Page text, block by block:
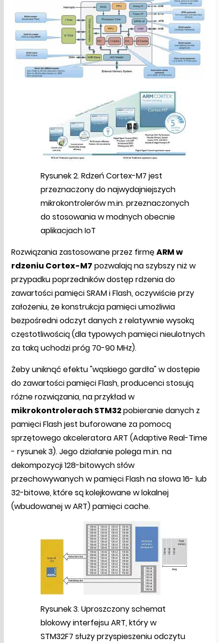
Rysunek 2. Rdzeń Cortex-M7 jest
przeznaczony do najwydajniejszych
mikrokontrolerów m.in. przeznaczonych
do stosowania w modnych obecnie
aplikacjach IoT
Rozwiązania zastosowane przez firmęARM w
rdzeniu Cortex-M7 pozwalają na szybszy niż w
przypadku poprzedników dostęp rdzenia do
zawartości pamięci SRAM i Flash, oczywiście przy
założeniu, że konstrukcja pamięci umożliwia
bezpośredni odczyt danych z relatywnie wysoką
częstotliwością (dla typowych pamięci nieulotnych
za taką uchodzi próg 70-90 MHz).
Żeby uniknąć efektu "wąskiego gardła" w dostępie
do zawartości pamięci Flash, producenci stosują
różne rozwiązania, na przykład w
mikrokontrolerach STM32pobieranie danych z
pamięci Flash jest buforowane za pomocą
sprzętowego akceleratora ART (Adaptive Real-Time
- rysunek 3). Jego działanie polega m.in. na
dekompozycji 128-bitowych słów
przechowywanych w pamięci Flash na słowa 16- lub
32-bitowe, które są kolejkowane w lokalnej
(wbudowanej w ART) pamięci cache.
Rysunek 3. Uproszczony schemat
blokowy interfejsu ART, który w
STM32F7 służy przyspieszeniu odczytu